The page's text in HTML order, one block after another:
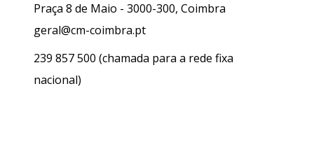
Praça 8 de Maio - 3000-300, Coimbra
geral@cm-coimbra.pt
239 857 500 (chamada para a rede fixa
nacional)